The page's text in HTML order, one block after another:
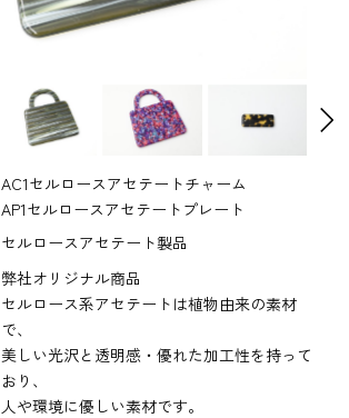
AC1セルロースアセテートチャーム
AP1セルロースアセテートプレート
セルロースアセテート製品
弊社オリジナル商品
セルロース系アセテートは植物由来の素材
で、
美しい光沢と透明感・優れた加工性を持って
おり、
人や環境に優しい素材です。